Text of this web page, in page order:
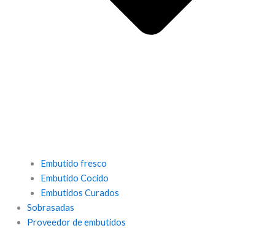
Embutido fresco
Embutido Cocido
Embutidos Curados
Sobrasadas
Proveedor de embutidos